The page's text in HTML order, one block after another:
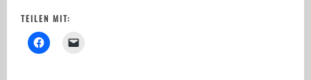
TEILEN MIT: